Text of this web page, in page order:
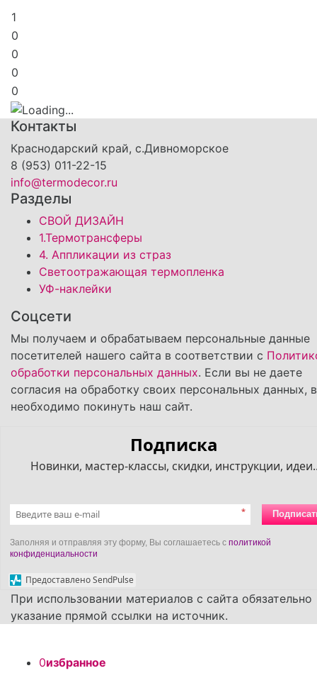
1
0
0
0
0
Контакты
Краснодарский край, с.Дивноморское
8 (953) 011-22-15
info@termodecor.ru
Разделы
СВОЙ ДИЗАЙН
1.Термотрансферы
4. Аппликации из страз
Светоотражающая термопленка
УФ-наклейки
Соцсети
Мы получаем и обрабатываем персональные данные
посетителей нашего сайта в соответствии с
обработки персональных данных. Если вы не даете
согласия на обработку своих персональных данных,
необходимо покинуть наш сайт.
Подписка
Новинки, мастер-классы, скидки, инструкции,
*
Заполняя и отправляя эту форму, Вы соглашаетесь с политикой
конфиденциальности
Предоставлено SendPulse
При использовании материалов с сайта обязательно
указание прямой ссылки на источник.
0избранное